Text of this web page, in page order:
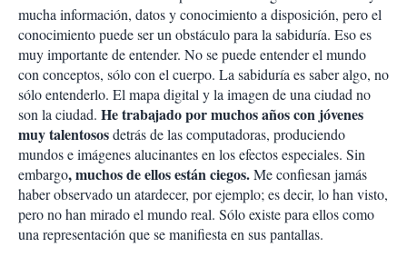
mucha información, datos y conocimiento a disposición, pero el
conocimiento puede ser un obstáculo para la sabiduría. Eso es
muy importante de entender. No se puede entender el mundo
con conceptos, sólo con el cuerpo. La sabiduría es saber algo, no
sólo entenderlo. El mapa digital y la imagen de una ciudad no
son la ciudad. He trabajado por muchos años con jóvenes
muy talentososdetrás de las computadoras, produciendo
mundos e imágenes alucinantes en los efectos especiales. Sin
embargo, muchos de ellos están ciegos.Me confiesan jamás
haber observado un atardecer, por ejemplo; es decir, lo han visto,
pero no han mirado el mundo real. Sólo existe para ellos como
una representación que se manifiesta en sus pantallas.